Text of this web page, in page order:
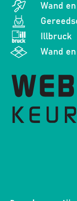
Wand
Illbruck
Wand